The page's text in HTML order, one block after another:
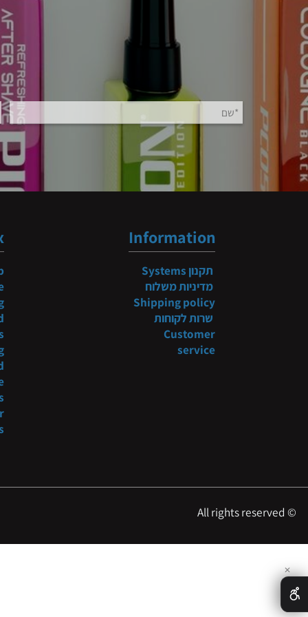
Information
Systems
מדיניות משלוח
and
and